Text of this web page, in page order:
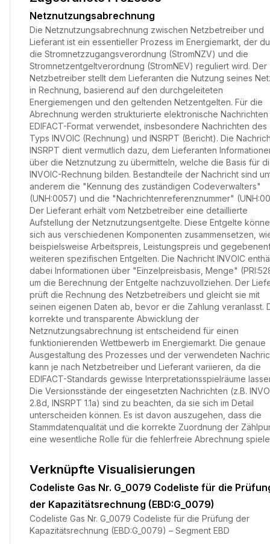
Netznutzungsabrechnung
Die Netznutzungsabrechnung zwischen Netzbetreiber und
Lieferant ist ein essentieller Prozess im Energiemarkt, der
die Stromnetzzugangsverordnung (StromNZV) und die
Stromnetzentgeltverordnung (StromNEV) reguliert wird. Der
Netzbetreiber stellt dem Lieferanten die Nutzung seines
in Rechnung, basierend auf den durchgeleiteten
Energiemengen und den geltenden Netzentgelten. Für die
Abrechnung werden strukturierte elektronische Nachrichten
EDIFACT-Format verwendet, insbesondere Nachrichten des
Typs INVOIC (Rechnung) und INSRPT (Bericht). Die
INSRPT dient vermutlich dazu, dem Lieferanten
über die Netznutzung zu übermitteln, welche die Basis für
INVOIC-Rechnung bilden. Bestandteile der Nachricht sind
anderem die "Kennung des zuständigen Codeverwalters"
(UNH:0057) und die "Nachrichtenreferenznummer"
Der Lieferant erhält vom Netzbetreiber eine detaillierte
Aufstellung der Netznutzungsentgelte. Diese Entgelte
sich aus verschiedenen Komponenten zusammensetzen,
beispielsweise Arbeitspreis, Leistungspreis und
weiteren spezifischen Entgelten. Die Nachricht INVOIC
dabei Informationen über "Einzelpreisbasis, Menge"
um die Berechnung der Entgelte nachzuvollziehen. Der
prüft die Rechnung des Netzbetreibers und gleicht sie mit
seinen eigenen Daten ab, bevor er die Zahlung veranlasst.
korrekte und transparente Abwicklung der
Netznutzungsabrechnung ist entscheidend für einen
funktionierenden Wettbewerb im Energiemarkt. Die genaue
Ausgestaltung des Prozesses und der verwendeten
kann je nach Netzbetreiber und Lieferant variieren, da die
EDIFACT-Standards gewisse Interpretationsspielräume
Die Versionsstände der eingesetzten Nachrichten (z.B.
2.8d, INSRPT 1.1a) sind zu beachten, da sie sich im Detail
unterscheiden können. Es ist davon auszugehen, dass die
Stammdatenqualität und die korrekte Zuordnung der
eine wesentliche Rolle für die fehlerfreie Abrechnung
Verknüpfte Visualisierungen
Codeliste Gas Nr. G_0079 Codeliste für die
der Kapazitätsrechnung (EBD:G_0079)
Codeliste Gas Nr. G_0079 Codeliste für die Prüfung der
Kapazitätsrechnung (EBD:G_0079) – Segment EBD